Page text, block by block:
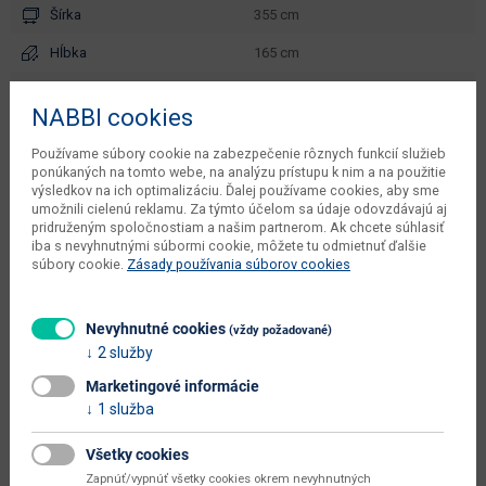
Šírka 355 cm
Hĺbka 165 cm
výrobcu
váha s obalom výrobcu 225 kg
počet balíkov výrobcu 3 ks
čistá váha výrobcu 223 kg
hĺbka sedadla (cm) 60
výška sedadla (cm)
šírka plochy na spanie (cm)
hĺbka plochy na spanie (cm)
NABBI cookies
Používame súbory cookie na zabezpečenie rôznych funkcií služieb
ponúkaných na tomto webe, na analýzu prístupu k nim a na použitie
výsledkov na ich optimalizáciu. Ďalej používame cookies, aby sme
umožnili cielenú reklamu. Za týmto účelom sa údaje odovzdávajú aj
pridruženým spoločnostiam a našim partnerom. Ak chcete súhlasiť
iba s nevyhnutnými súbormi cookie, môžete tu odmietnuť ďalšie
súbory cookie. Zásady používania súborov cookies
Nevyhnutné cookies (vždy požadované)
2 služby
Marketingové informácie
1 služba
Všetky cookies
Zapnúť/vypnúť všetky cookies okrem nevyhnutných